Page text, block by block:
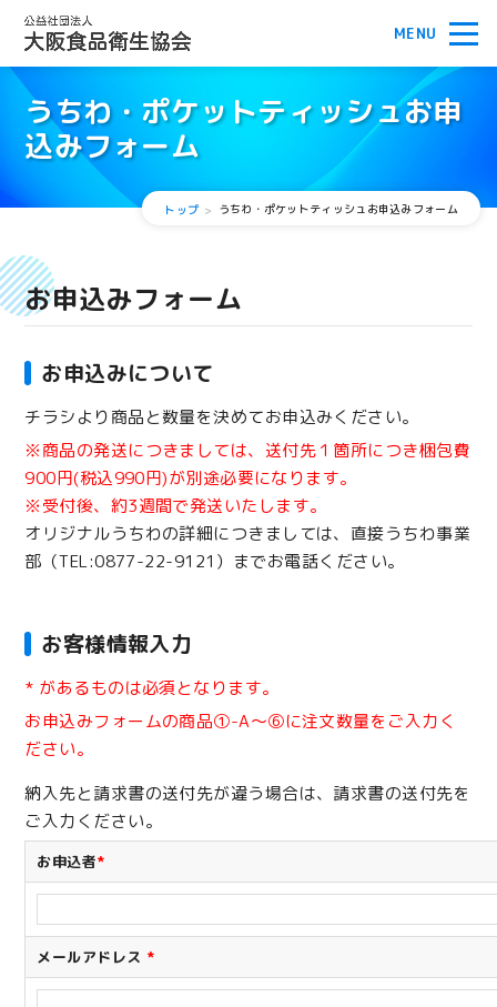
うちわ・ポケットティッシュお申
込みフォーム
トップ うちわ・ポケットティッシュお申込みフォーム
お申込みフォーム
お申込みについて
チラシより商品と数量を決めてお申込みください。
※商品の発送につきましては、送付先１箇所につき梱包費
900円(税込990円)が別途必要になります。
※受付後、約3週間で発送いたします。
オリジナルうちわの詳細につきましては、直接うちわ事業
部（TEL:0877-22-9121）までお電話ください。
お客様情報入力
* があるものは必須となります。
お申込みフォームの商品①-A～⑥に注文数量をご入力く
ださい。
納入先と請求書の送付先が違う場合は、請求書の送付先を
ご入力ください。
お申込者*
メールアドレス *